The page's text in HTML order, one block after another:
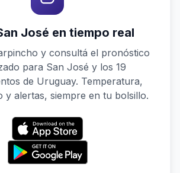
José en tiempo real
y consultá el pronóstico
para San José y los 19
de Uruguay. Temperatura,
y alertas, siempre en tu bolsillo.